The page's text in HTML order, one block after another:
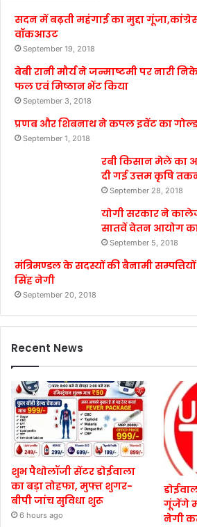
सदन में बढ़ती महंगाई का मुद्दा
वॉकआउट
September 19, 2018
बेबी रानी मौर्य ने जन्माष्टमी पर नारी
फल एवं मिष्ठान भेंट किया
September 3, 2018
प्रणब और शिबनाथ ने कपल इवेंट का
September 1, 2018
रबी किसान मेले का
दी गई उत्तम कृषि
September 28, 2018
योगी सरकार ने
सातवें वेतन आयोग
September 5, 2018
मंत्रिमण्डल के सदस्यों की बैनामी
सिंह नेगी
September 20, 2018
Recent News
शुभ पैथोलॉजी सेंटर डोईवाला
का बड़ा तोहफा, मुफ्त शुगर-
बीपी जांच सुविधा शुरू
6 hours ago
गूंजेंगे
नेगी